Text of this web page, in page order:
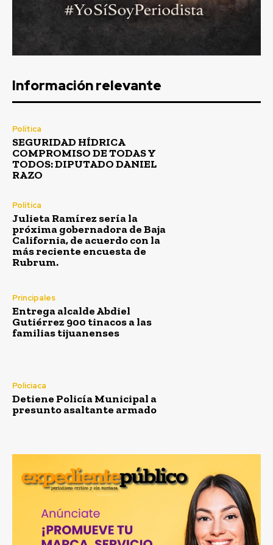
Información relevante
Política
SEGURIDAD HÍDRICA
COMPROMISO DE TODAS Y
TODOS: DIPUTADO DANIEL
RAZO
Política
Julieta Ramírez sería la
próxima gobernadora de Baja
California, de acuerdo con la
más reciente encuesta de
Rubrum.
Principales
Entrega alcalde Abdiel
Gutiérrez 900 tinacos a las
familias tijuanenses
Policiaca
Detiene Policía Municipal a
presunto asaltante armado